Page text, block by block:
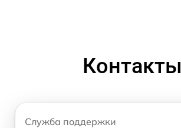
Контакты
Служба поддержки